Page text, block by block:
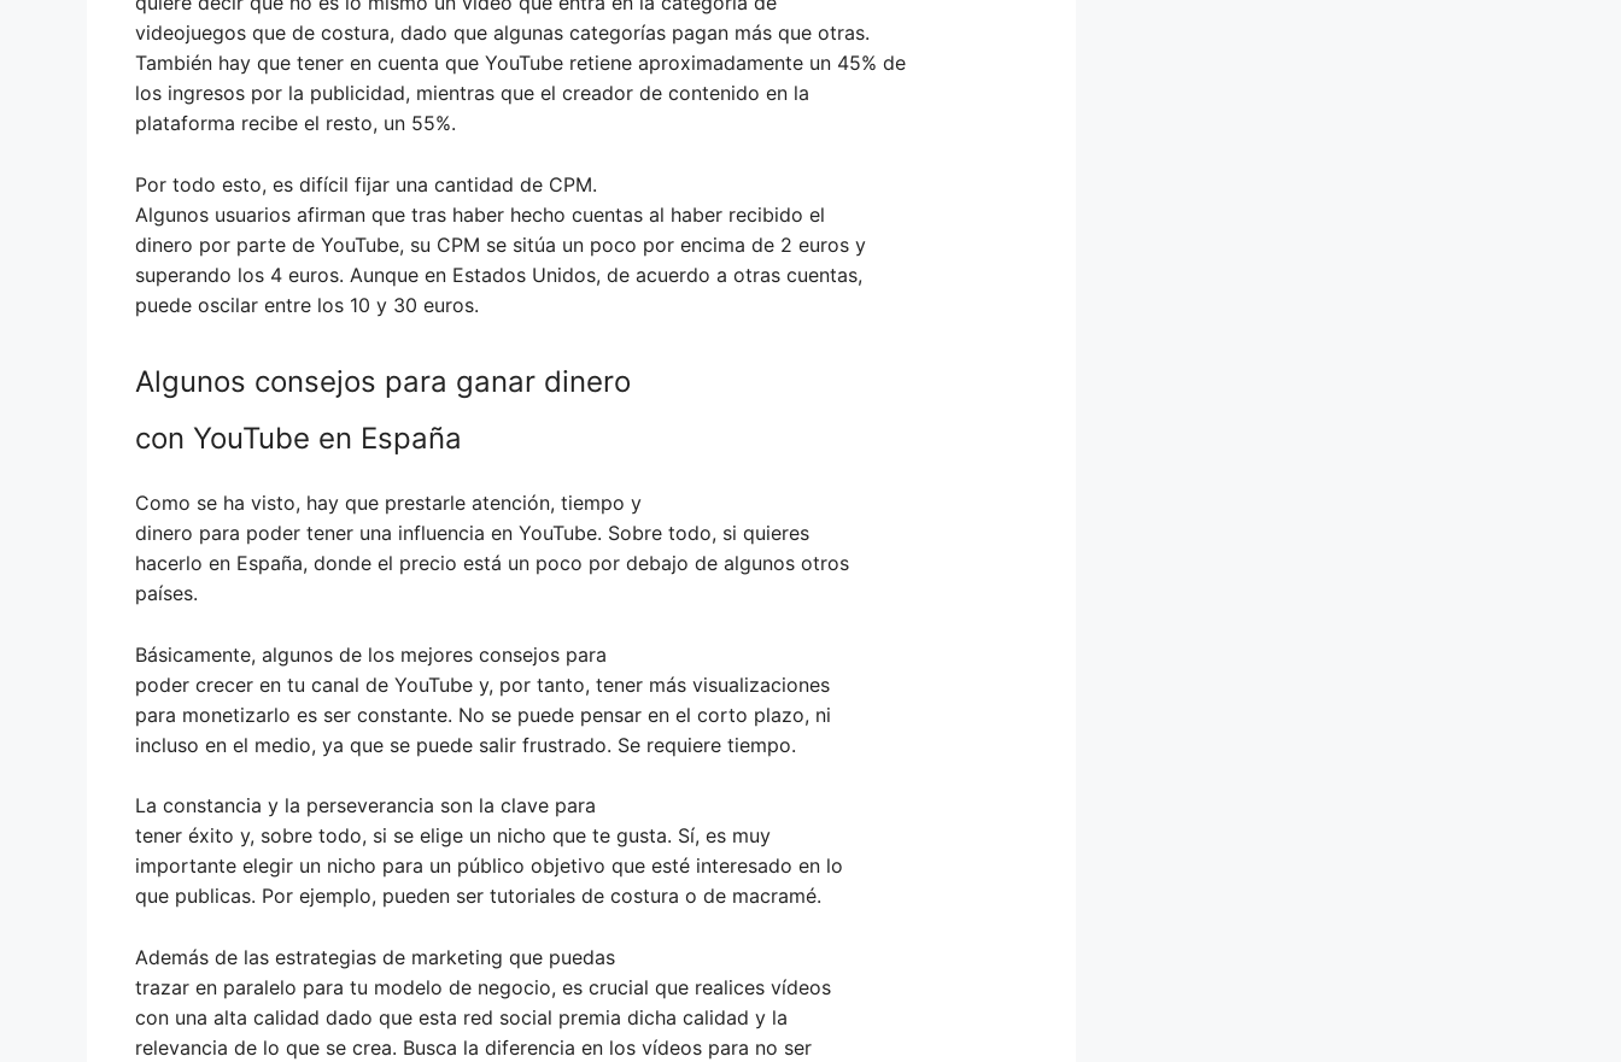
videojuegos que de costura, dado que algunas categorías pagan más que otras.
También hay que tener en cuenta que YouTube retiene aproximadamente un 45% de
los ingresos por la publicidad, mientras que el creador de contenido en la
plataforma recibe el resto, un 55%.
Por todo esto, es difícil fijar una cantidad de CPM.
Algunos usuarios afirman que tras haber hecho cuentas al haber recibido el
dinero por parte de YouTube, su CPM se sitúa un poco por encima de 2 euros y
superando los 4 euros. Aunque en Estados Unidos, de acuerdo a otras cuentas,
puede oscilar entre los 10 y 30 euros.
Algunos consejos para ganar dinero
con YouTube en España
Como se ha visto, hay que prestarle atención, tiempo y
dinero para poder tener una influencia en YouTube. Sobre todo, si quieres
hacerlo en España, donde el precio está un poco por debajo de algunos otros
países.
Básicamente, algunos de los mejores consejos para
poder crecer en tu canal de YouTube y, por tanto, tener más visualizaciones
para monetizarlo es ser constante. No se puede pensar en el corto plazo, ni
incluso en el medio, ya que se puede salir frustrado. Se requiere tiempo.
La constancia y la perseverancia son la clave para
tener éxito y, sobre todo, si se elige un nicho que te gusta. Sí, es muy
importante elegir un nicho para un público objetivo que esté interesado en lo
que publicas. Por ejemplo, pueden ser tutoriales de costura o de macramé.
Además de las estrategias de marketing que puedas
trazar en paralelo para tu modelo de negocio, es crucial que realices vídeos
con una alta calidad dado que esta red social premia dicha calidad y la
relevancia de lo que se crea. Busca la diferencia en los vídeos para no ser